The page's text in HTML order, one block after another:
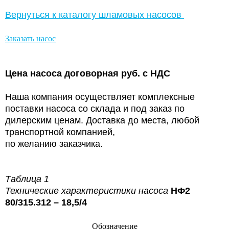
Вернуться к каталогу шламовых насосов
Заказать насос
Цена насоса договорная руб. с НДС
Наша компания осуществляет комплексные
поставки насоса со склада и под заказ по
дилерским ценам. Доставка до места, любой
транспортной компанией,
по желанию заказчика.
Таблица 1
Технические характеристики насоса НФ2
80/315.312 – 18,5/4
Обозначение